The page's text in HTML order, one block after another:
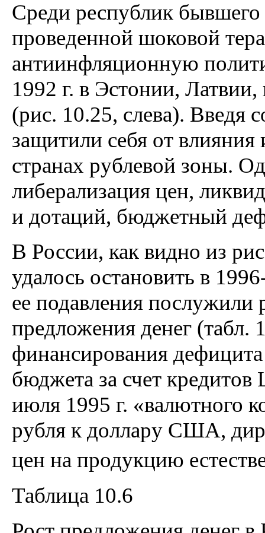
Среди республик
проведенной шоковой
антиинфляционную
1992 г. в Эстонии,
(рис. 10.25, слева). Введя
защитили себя от
странах рублевой зоны.
либерализация цен,
и дотаций, бюджетный
В России, как видно из
удалось остановить в
ее подавления послужили
предложения денег (табл.
финансирования
бюджета за счет кредитов
июля 1995 г. «валютного
рубля к доллару США,
цен на продукцию
Таблица 10.6